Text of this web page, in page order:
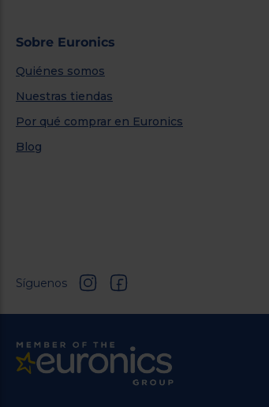
Sobre Euronics
Quiénes somos
Nuestras tiendas
Por qué comprar en Euronics
Blog
Síguenos